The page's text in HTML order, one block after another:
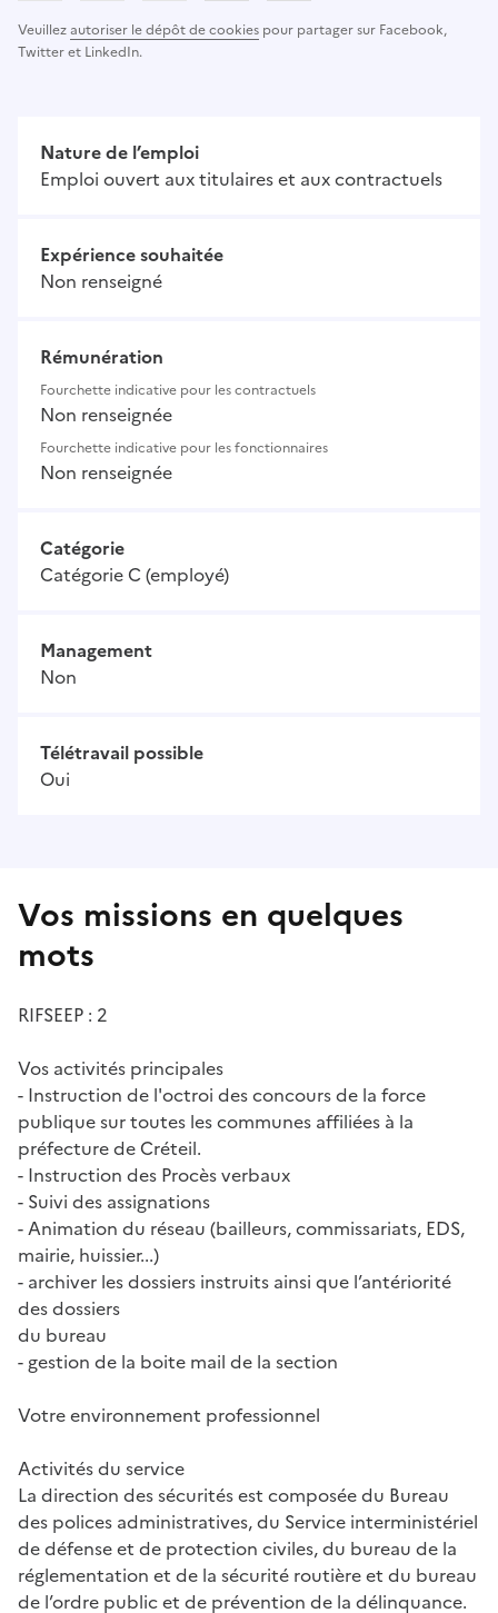
Veuillezautoriser le dépôt de cookies pour partager sur Facebook,
Twitter et LinkedIn.
Nature de l’emploi
Emploi ouvert aux titulaires et aux contractuels
Expérience souhaitée
Non renseigné
Rémunération
Fourchette indicative pour les contractuels
Non renseignée
Fourchette indicative pour les fonctionnaires
Non renseignée
Catégorie
Catégorie C (employé)
Management
Non
Télétravail possible
Oui
Vos missions en quelques
mots
RIFSEEP : 2
Vos activités principales
- Instruction de l'octroi des concours de la force
publique sur toutes les communes affiliées à la
préfecture de Créteil.
- Instruction des Procès verbaux
- Suivi des assignations
- Animation du réseau (bailleurs, commissariats, EDS,
mairie, huissier...)
- archiver les dossiers instruits ainsi que l’antériorité
des dossiers
du bureau
- gestion de la boite mail de la section
Votre environnement professionnel
Activités du service
La direction des sécurités est composée du Bureau
des polices administratives, du Service interministériel
de défense et de protection civiles, du bureau de la
réglementation et de la sécurité routière et du bureau
de l’ordre public et de prévention de la délinquance.